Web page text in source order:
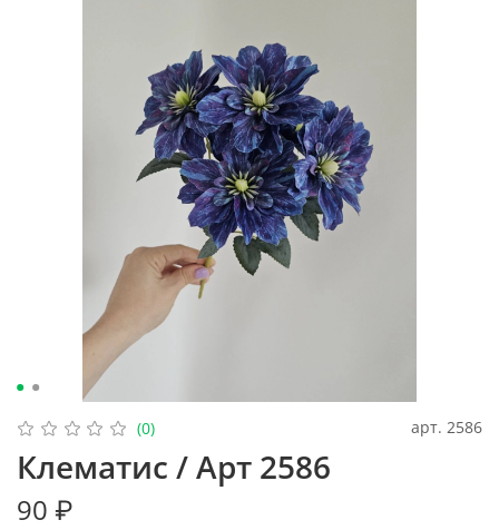
(0) арт. 2586
Клематис / Арт 2586
90 ₽